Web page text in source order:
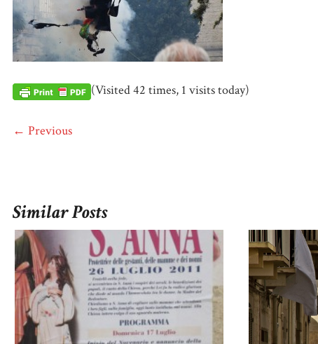
(Visited 42 times, 1 visits today)
← Previous
Similar Posts